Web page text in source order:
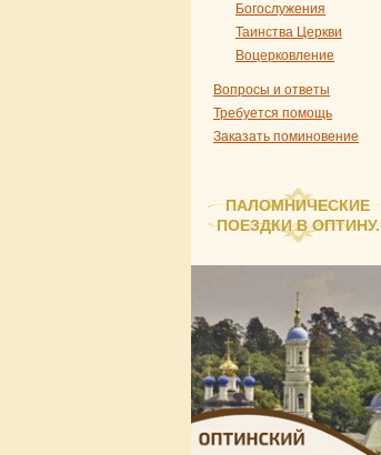
Богослужения
Таинства Церкви
Воцерковление
Вопросы и ответы
Требуется помощь
Заказать поминовение
ПАЛОМНИЧЕСКИЕ
ПОЕЗДКИ В ОПТИНУ.